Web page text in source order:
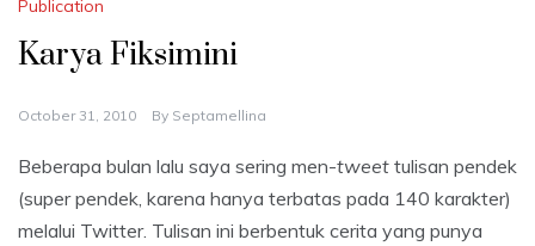
Publication
Karya Fiksimini
October 31, 2010 By Septamellina
Beberapa bulan lalu saya sering men-tweet tulisan pendek
(super pendek, karena hanya terbatas pada 140 karakter)
melalui Twitter. Tulisan ini berbentuk cerita yang punya